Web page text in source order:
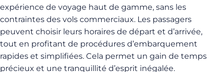
expérience de voyage haut de gamme, sans les
contraintes des vols commerciaux. Les passagers
peuvent choisir leurs horaires de départ et d’arrivée,
tout en profitant de procédures d’embarquement
rapides et simplifiées. Cela permet un gain de temps
précieux et une tranquillité d’esprit inégalée.